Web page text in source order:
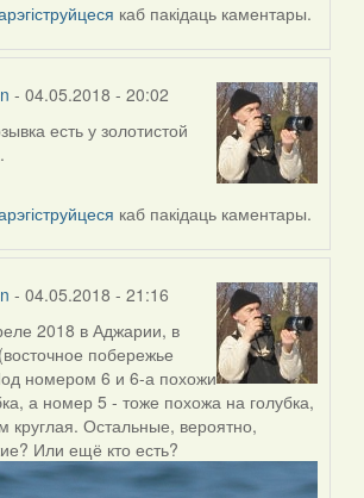
каб пакідаць каментары.
- 04.05.2018 - 20:02
есть у золотистой
каб пакідаць каментары.
- 04.05.2018 - 21:16
2018 в Аджарии, в
побережье
номером 6 и 6-а похожи
а номер 5 - тоже похожа на голубка,
круглая. Остальные, вероятно,
Или ещё кто есть?